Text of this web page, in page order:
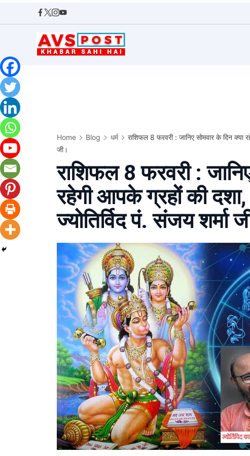
Home Blog धर्म
राशिफल 8 फरवरी : जानिए सोमवार के दिन क्या
जी।
राशिफल 8 फरवरी :
रहेगी आपके ग्रहों की दशा,
ज्योतिर्विद पं. संजय शर्मा